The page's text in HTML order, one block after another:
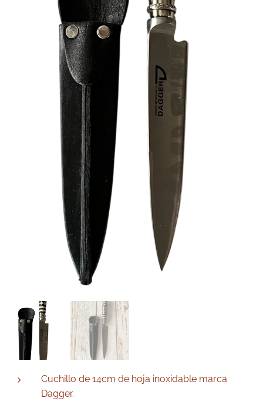
Cuchillo de 14cm de hoja inoxidable marca
Dagger.